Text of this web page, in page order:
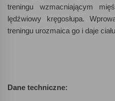
treningu wzmacniającym
lędźwiowy kręgosłupa.
treningu urozmaica go i daje
Dane techniczne: